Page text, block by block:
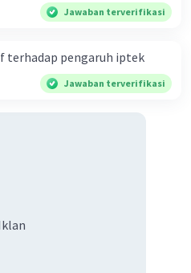
Jawaban terverifikasi
terhadap pengaruh iptek
Jawaban terverifikasi